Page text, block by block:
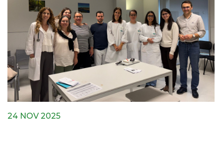
24 NOV 2025